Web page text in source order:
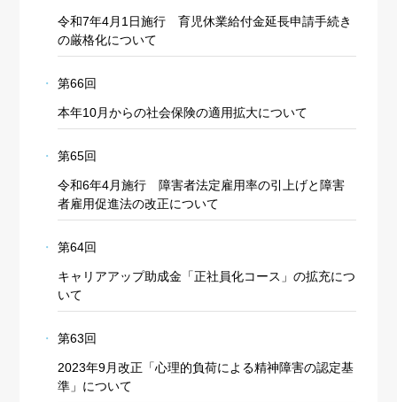
令和7年4月1日施行 育児休業給付金延長申請手続き
の厳格化について
第66回
本年10月からの社会保険の適用拡大について
第65回
令和6年4月施行 障害者法定雇用率の引上げと障害
者雇用促進法の改正について
第64回
キャリアアップ助成金「正社員化コース」の拡充につ
いて
第63回
2023年9月改正「心理的負荷による精神障害の認定基
準」について